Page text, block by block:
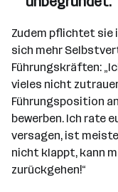
Zudem pflichtet sie
sich mehr
Führungskräften:
vieles nicht
Führungsposition
bewerben. Ich rate
versagen, ist
nicht klappt, kann
zurückgehen!“